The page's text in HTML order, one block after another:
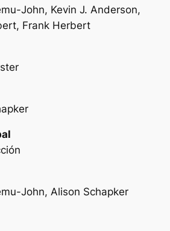
John, Kevin J. Anderson,
Frank Herbert
John, Alison Schapker